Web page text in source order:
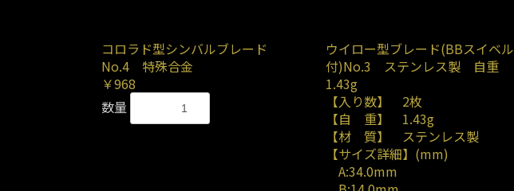
コロラド型シンバルブレード
No.4 特殊合金
￥968
数量
ウイロー型ブレード(BBスイベル
付)No.3 ステンレス製 自重
1.43g
【入り数】 2枚
【自 重】 1.43g
【材 質】 ステンレス製
【サイズ詳細】(mm)
A:34.0mm